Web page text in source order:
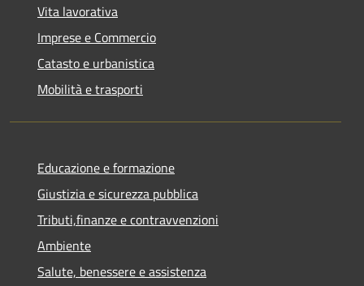
Vita lavorativa
Imprese e Commercio
Catasto e urbanistica
Mobilità e trasporti
Educazione e formazione
Giustizia e sicurezza pubblica
Tributi,finanze e contravvenzioni
Ambiente
Salute, benessere e assistenza